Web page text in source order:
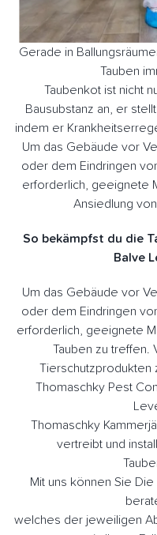
Gerade in
Tauben
Taubenkot ist nicht
Bausubstanz an, er
indem er
Um das Gebäude vor
oder dem Eindringen
erforderlich, geeignete
Ansiedlung
So bekämpfst du die
Balve
Um das Gebäude vor
oder dem Eindringen
erforderlich, geeignete
Tauben zu treffen.
Tierschutzprodukten
Thomaschky Pest
Thomaschky
vertreibt und
Mit uns können Sie
welches der jeweiligen